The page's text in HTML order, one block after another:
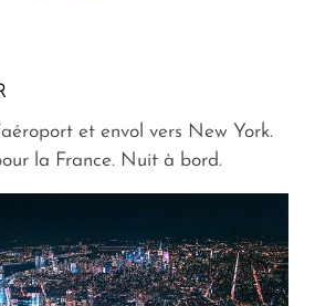
et envol vers New York.
la France. Nuit à bord.